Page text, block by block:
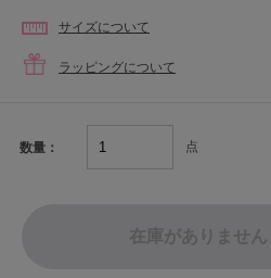
サイズについて
ラッピングについて
数量： 点
在庫がありません